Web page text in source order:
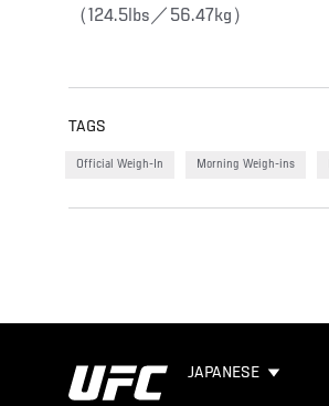
（124.5lbs／56.47kg）
TAGS
Official Weigh-In Morning Weigh-ins
JAPANESE